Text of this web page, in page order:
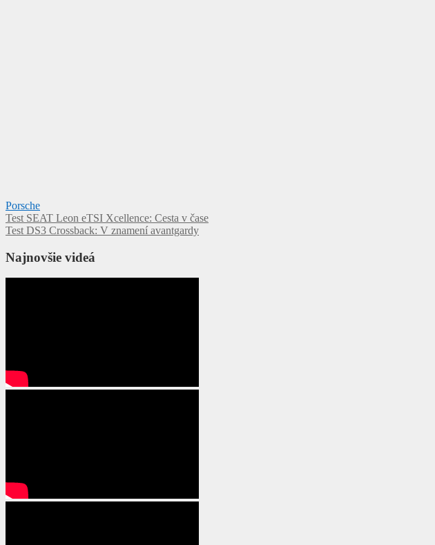
Porsche
Navigácia
v
článku
Test SEAT Leon eTSI Xcellence: Cesta v čase
Test DS3 Crossback: V znamení avantgardy
Najnovšie videá